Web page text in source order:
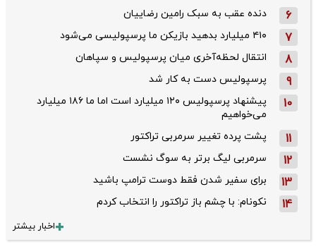
6 دنده عقب به سبک رامین رضاییان
7 ۴۱۰ میلیارد بدهید بازیکن ما پرسپولیسی می‌شود
8 انتقال لحظه‌آخری میان پرسپولیس و سپاهان
9 پرسپولیس دست به کار شد
10
پیشنهاد پرسپولیس ۱۲۰ میلیارد است اما ما ۱۸۶ میلیارد
می‌خواهیم
11 پشت پرده تغییر سرمربی تراکتور
12 سرمربی لیگ برتر به سوگ نشست
13 برای سفیر شدن فقط دوست ترامپ باشید
14 نکونام: با چشم باز تراکتور را انتخاب کردم
اخبار بیشتر